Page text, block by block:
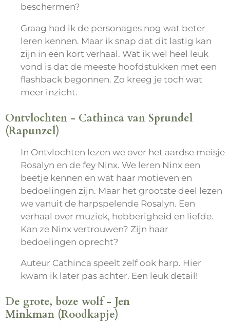
beschermen?
Graag had ik de personages nog wat beter
leren kennen. Maar ik snap dat dit lastig kan
zijn in een kort verhaal. Wat ik wel heel leuk
vond is dat de meeste hoofdstukken met een
flashback begonnen. Zo kreeg je toch wat
meer inzicht.
Ontvlochten - Cathinca van Sprundel
(Rapunzel)
In Ontvlochten lezen we over het aardse meisje
Rosalyn en de fey Ninx. We leren Ninx een
beetje kennen en wat haar motieven en
bedoelingen zijn. Maar het grootste deel lezen
we vanuit de harpspelende Rosalyn. Een
verhaal over muziek, hebberigheid en liefde.
Kan ze Ninx vertrouwen? Zijn haar
bedoelingen oprecht?
Auteur Cathinca speelt zelf ook harp. Hier
kwam ik later pas achter. Een leuk detail!
De grote, boze wolf - Jen
Minkman (Roodkapje)